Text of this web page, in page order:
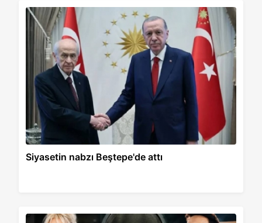
Siyasetin nabzı Beştepe'de attı